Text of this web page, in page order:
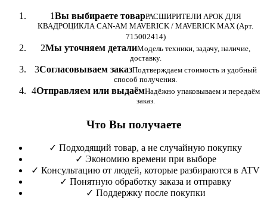
1Вы выбираете товарРАСШИРИТЕЛИ АРОК ДЛЯ
КВАДРОЦИКЛА CAN-AM MAVERICK / MAVERICK MAX (Арт.
715002414)
2Мы уточняем деталиМодель техники, задачу, наличие,
доставку.
3Согласовываем заказПодтверждаем стоимость и удобный
способ получения.
4Отправляем или выдаёмНадёжно упаковываем и передаём
заказ.
Что Вы получаете
✓ Подходящий товар, а не случайную покупку
✓ Экономию времени при выборе
✓ Консультацию от людей, которые разбираются в ATV
✓ Понятную обработку заказа и отправку
✓ Поддержку после покупки